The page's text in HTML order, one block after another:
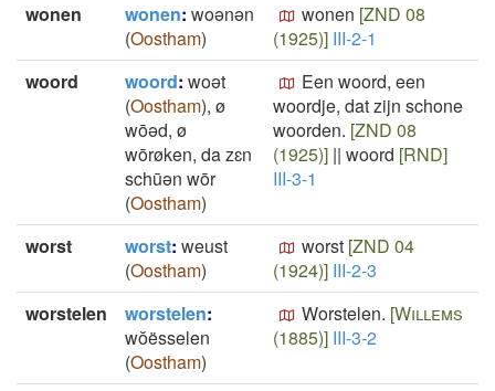
wonen
wonen: woənən
(Oostham)
wonen [ZND 08
(1925)] III-2-1
woord
woord: woət
(Oostham), ø
wōəd, ø
wōrøken, da zɛn
schūən wōr
(Oostham)
Een woord, een
woordje, dat zijn schone
woorden. [ZND 08
(1925)] || woord [RND]
III-3-1
worst worst: weust
(Oostham)
worst [ZND 04
(1924)] III-2-3
worstelen
worstelen:
wŏësselen
(Oostham)
Worstelen. [Willems
(1885)] III-3-2